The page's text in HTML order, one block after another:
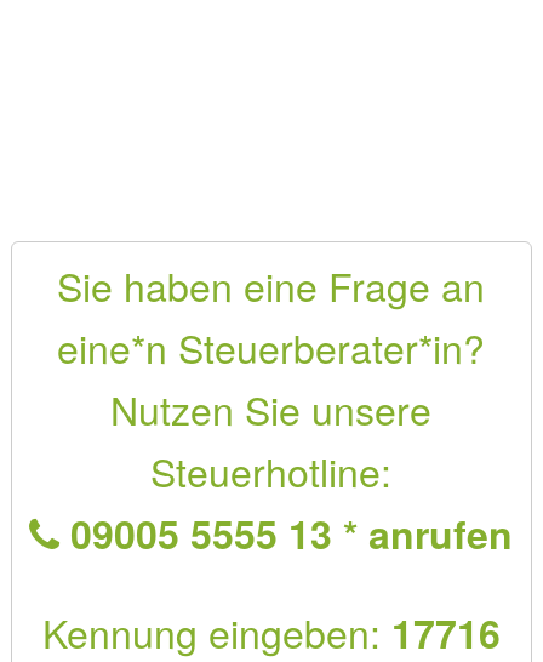
Sie haben eine Frage an
eine*n Steuerberater*in?
Nutzen Sie unsere
Steuerhotline:
09005 5555 13 * anrufen
Kennung eingeben: 17716